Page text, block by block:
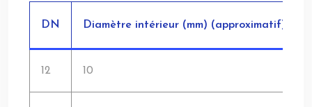
DN Diamètre intérieur (mm) (approximatif)
12 10